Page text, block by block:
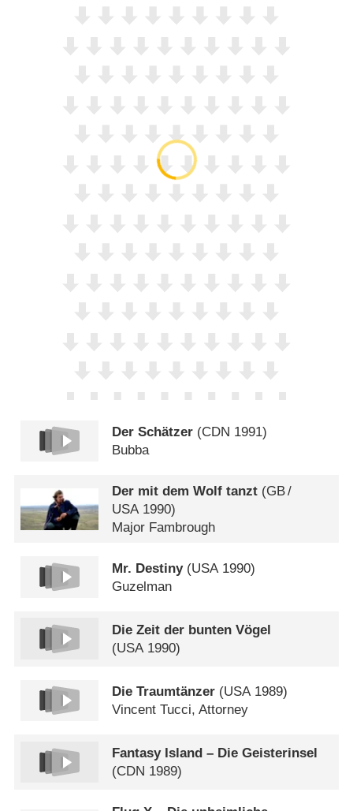
Der Schätzer (CDN 1991)
Bubba
Der mit dem Wolf tanzt (GB/
USA 1990)
Major Fambrough
Mr. Destiny(USA 1990)
Guzelman
Die Zeit der bunten Vögel
(USA 1990)
Die Traumtänzer (USA1989)
Vincent Tucci, Attorney
Fantasy Island – Die Geisterinsel
(CDN 1989)